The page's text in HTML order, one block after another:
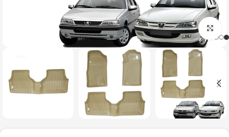
بزرگنمایی تصویر